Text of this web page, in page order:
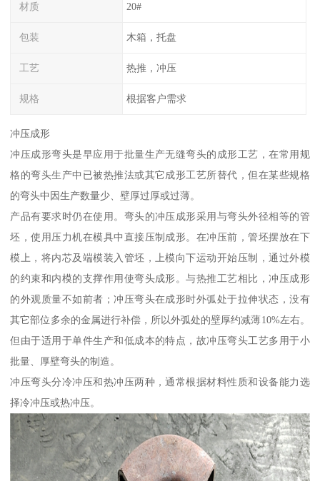
材质 20#
包装 木箱，托盘
工艺 热推，冲压
规格 根据客户需求
冲压成形
冲压成形弯头是早应用于批量生产无缝弯头的成形工艺，在常用规
格的弯头生产中已被热推法或其它成形工艺所替代，但在某些规格
的弯头中因生产数量少、壁厚过厚或过薄。
产品有要求时仍在使用。弯头的冲压成形采用与弯头外径相等的管
坯，使用压力机在模具中直接压制成形。在冲压前，管坯摆放在下
模上，将内芯及端模装入管坯，上模向下运动开始压制，通过外模
的约束和内模的支撑作用使弯头成形。与热推工艺相比，冲压成形
的外观质量不如前者；冲压弯头在成形时外弧处于拉伸状态，没有
其它部位多余的金属进行补偿，所以外弧处的壁厚约减薄10%左右。
但由于适用于单件生产和低成本的特点，故冲压弯头工艺多用于小
批量、厚壁弯头的制造。
冲压弯头分冷冲压和热冲压两种，通常根据材料性质和设备能力选
择冷冲压或热冲压。